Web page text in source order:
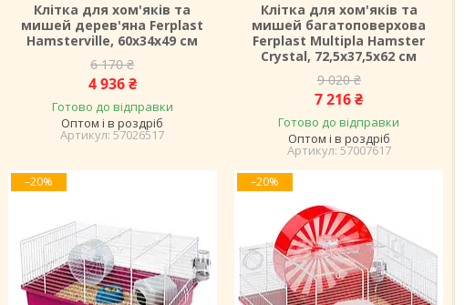
Клітка для хом'яків та
мишей дерев'яна Ferplast
Hamsterville, 60х34х49 см
6 170 ₴
4 936 ₴
Готово до відправки
Оптом і в роздріб
57026517
Клітка для хом'яків та
мишей багатоповерхова
Ferplast Multipla Hamster
Crystal, 72,5х37,5х62 см
9 020 ₴
7 216 ₴
Готово до відправки
Оптом і в роздріб
57007617
–20% –20%